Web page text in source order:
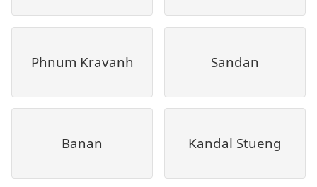
Phnum Kravanh Sandan
Banan Kandal Stueng